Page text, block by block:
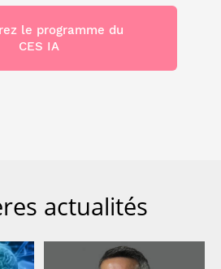
le programme du
CES IA
actualités